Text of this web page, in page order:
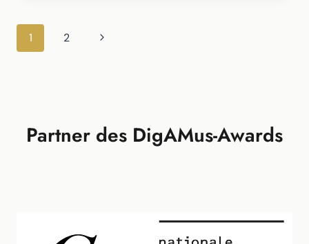
Seitennavigation
1 2
Nächste
Partner des DigAMus-Awards